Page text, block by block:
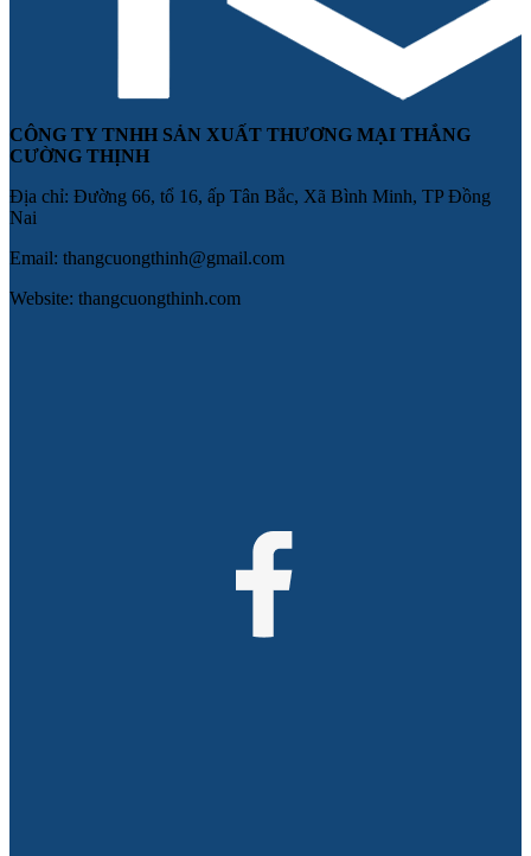
CÔNG TY TNHH SẢN XUẤT THƯƠNG MẠI THẮNG
CƯỜNG THỊNH
Địa chỉ: Đường 66, tổ 16, ấp Tân Bắc, Xã Bình Minh, TP Đồng
Nai
Email: thangcuongthinh@gmail.com
Website: thangcuongthinh.com